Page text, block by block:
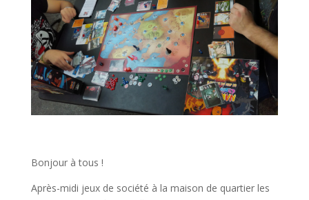
Bonjour à tous !
Après-midi jeux de société à la maison de quartier les